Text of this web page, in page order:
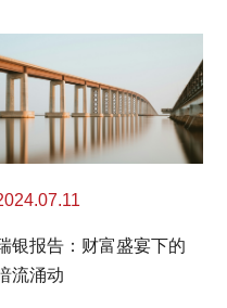
银报告：财富盛宴下的
流涌动